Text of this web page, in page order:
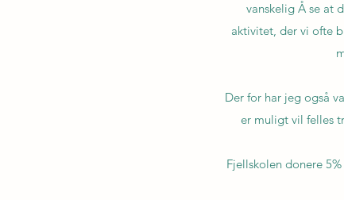
vanskelig Å se at
aktivitet, der vi ofte
Der for har jeg også
er muligt vil felles
Fjellskolen donere